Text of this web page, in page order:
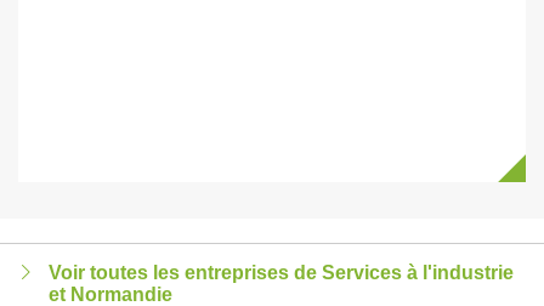
Voir toutes les entreprises de Services à l'industrie
et Normandie